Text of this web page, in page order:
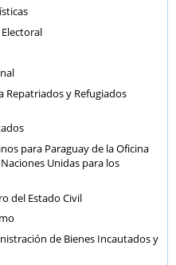
Repatriados y Refugiados
para Paraguay de la Oficina
Unidas para los
del Estado Civil
de Bienes Incautados y